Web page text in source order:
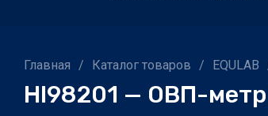
Главная / Каталог товаров / EQULAB
HI98201 — ОВП-метр